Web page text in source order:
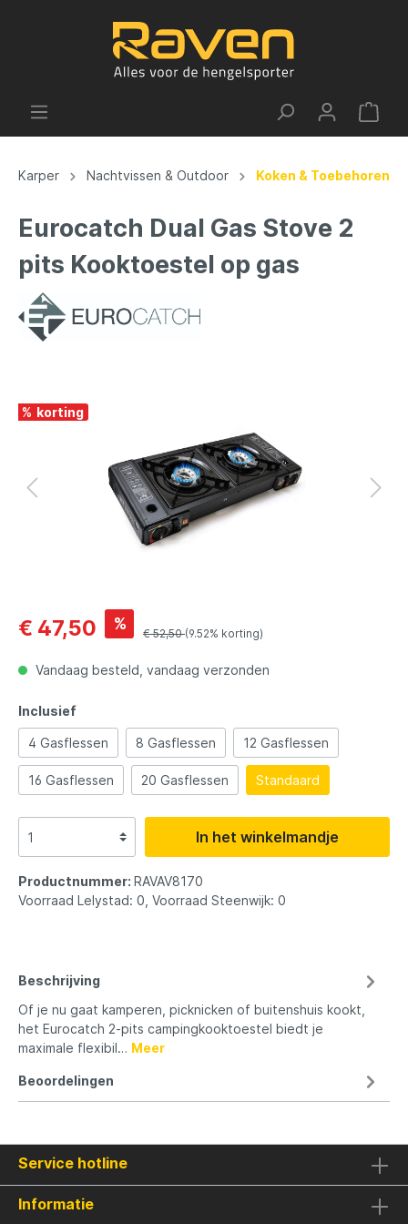
Karper Nachtvissen & Outdoor Koken & Toebehoren
Eurocatch Dual Gas Stove 2
pits Kooktoestel op gas
%
€ 47,50 %
€ 52,50(9.52% korting)
Vandaag besteld, vandaag verzonden
Inclusief
4 Gasflessen 8 Gasflessen 12 Gasflessen
16 Gasflessen 20 Gasflessen Standaard
In het winkelmandje
Productnummer: RAVAV8170
Voorraad Lelystad: 0, Voorraad Steenwijk: 0
Beschrijving
Of je nu gaat kamperen, picknicken of buitenshuis kookt,
het Eurocatch 2-pits campingkooktoestel biedt je
maximale flexibil… Meer
Beoordelingen
Service hotline
Informatie